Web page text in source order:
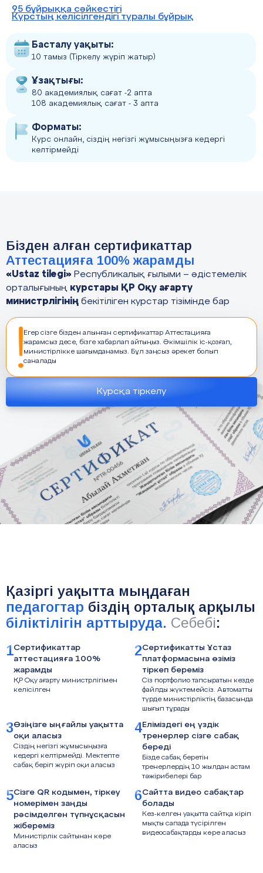
95 бұйрыққа сәйкестігі
Курстың келісілгендігі туралы бұйрық
Басталу уақыты:
10 тамыз (Тіркелу жүріп жатыр)
Ұзақтығы:
80 академиялық сағат -2 апта
108 академиялық сағат - 3 апта
Форматы:
Курс онлайн, сіздің негізгі жұмысыңызға кедергі
келтірмейді
Бізден алған сертификаттар
Аттестацияға 100% жарамды
«Ustaz tilegi» Республикалық ғылыми – әдістемелік
орталығының курстары ҚР Оқу ағарту
министрлігінің бекітіліген курстар тізімінде бар
Егер сізге бізден алынған сертификаттар Аттестацияға
жарамсыз десе, бізге хабарлап айтыңыз. Әкімшілік іс-қозғап,
министірлікке шағымданамыз. Бұл заңсыз әрекет болып
саналады
Курсқа тіркелу
Қазіргі уақытта мыңдаған
педагогтар біздің орталық арқылы
біліктілігін арттыруда. Себебі:
1Сертификаттар
аттестацияға 100%
жарамды
ҚР Оқу ағарту министрлігімен
келісілген
2Сертификатты Ұстаз
платформасына өзіміз
тіркеп береміз
Сіз портфолио тапсыратын кезде
файлды жүктемейсіз. Автоматты
түрде министірліктің базасында
шығып тұрады
3Өзіңізге ыңғайлы уақытта
оқи аласыз
Сіздің негізгі жұмысыңызға
кедергі келтірмейді. Мектепте
сабақ беріп жүріп оқи аласыз
4Еліміздегі ең үздік
тренерлер сізге сабақ
береді
Бізде сабақ беретін
тренерлердің 10 жылдан астам
тәжірибелері бар
5Сізге QR кодымен, тіркеу
номерімен заңды
рәсімделген түпнұсқасын
жібереміз
Министірлік сайтынан көре
аласыз
6Сайтта видео сабақтар
болады
Кез-келген уақытта сайтқа кіріп
мықты сапада түсірілген
видеосабақтарды көре аласыз